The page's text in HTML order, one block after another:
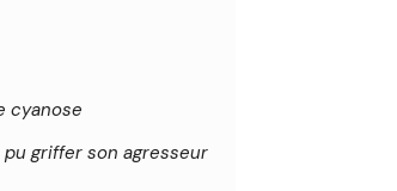
cyanose
griffer son agresseur